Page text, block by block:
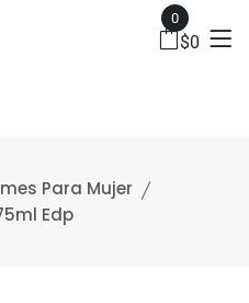
0
$0
Para Mujer
Edp